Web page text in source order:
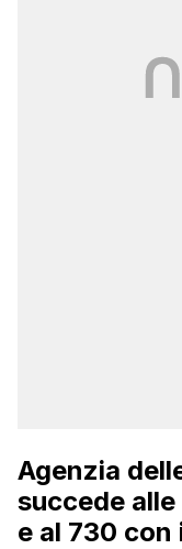
Agenzia
succede
e al 730